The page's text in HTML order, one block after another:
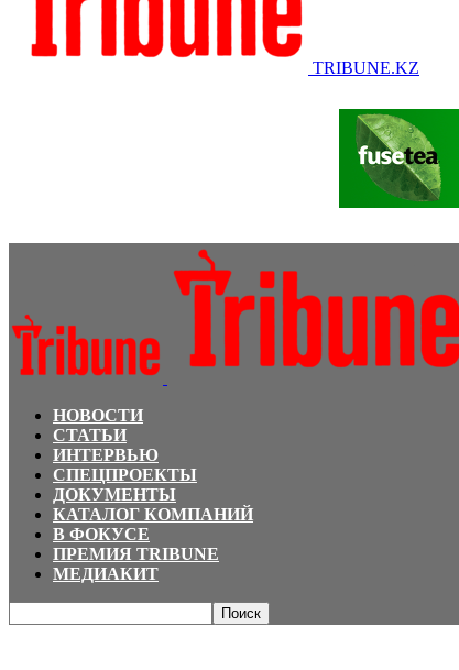
TRIBUNE.KZ
НОВОСТИ
СТАТЬИ
ИНТЕРВЬЮ
СПЕЦПРОЕКТЫ
ДОКУМЕНТЫ
КАТАЛОГ КОМПАНИЙ
В ФОКУСЕ
ПРЕМИЯ TRIBUNE
МЕДИАКИТ